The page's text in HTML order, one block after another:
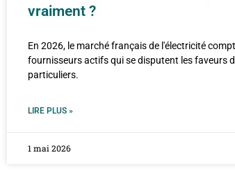
vraiment ?
En 2026, le marché français de l'électricité
fournisseurs actifs qui se disputent les faveurs
particuliers.
LIRE PLUS »
1 mai 2026